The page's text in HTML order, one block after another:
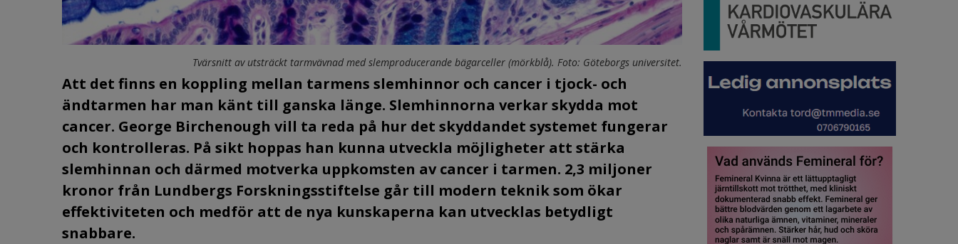
Tvärsnitt av utsträckt tarmvävnad med slemproducerande bägarceller (mörkblå). Foto: Göteborgs universitet.
Att det finns en koppling mellan tarmens slemhinnor och cancer i tjock- och
ändtarmen har man känt till ganska länge. Slemhinnorna verkar skydda mot
cancer. George Birchenough vill ta reda på hur det skyddandet systemet fungerar
och kontrolleras. På sikt hoppas han kunna utveckla möjligheter att stärka
slemhinnan och därmed motverka uppkomsten av cancer i tarmen. 2,3 miljoner
kronor från Lundbergs Forskningsstiftelse går till modern teknik som ökar
effektiviteten och medför att de nya kunskaperna kan utvecklas betydligt
snabbare.